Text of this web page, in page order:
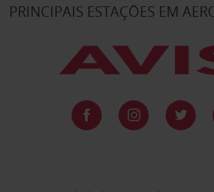
PRINCIPAIS ESTAÇÕES EM